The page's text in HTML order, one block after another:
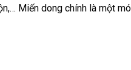
Miến dong chính là một